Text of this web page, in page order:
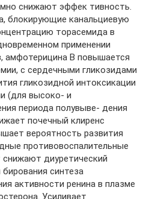
снижают эффек­ тивность.
блокирующие канальциевую
торасемида в
применении
амфотерицина В повышается
с сердечными гликозидами
гликозидной интоксикации
(для высоко- и
периода полувыве- дения
почечный клиренс
вероятность развития
противовоспалительные
диуретический
синтеза
активности ренина в плазме
Усиливает